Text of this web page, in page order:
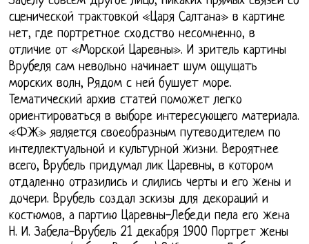
сценической трактовкой «Царя Салтана» в картине
нет, где портретное сходство несомненно, в
отличие от «Морской Царевны». И зритель картины
Врубеля сам невольно начинает шум ощущать
морских волн, Рядом с ней бушует море.
Тематический архив статей поможет легко
ориентироваться в выборе интересующего материала.
«ФЖ» является своеобразным путеводителем по
интеллектуальной и культурной жизни. Вероятнее
всего, Врубель придумал лик Царевны, в котором
отдаленно отразились и слились черты и его жены и
дочери. Врубель создал эскизы для декораций и
костюмов, а партию Царевны-Лебеди пела его жена
Н. И. Забела-Врубель 21 декабря 1900 Портрет жены